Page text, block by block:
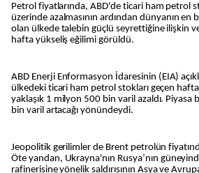
Petrol fiyatlarında, ABD'de ticari ham petrol
üzerinde azalmasının ardından dünyanın
olan ülkede talebin güçlü seyrettiğine ilişkin
hafta yükseliş eğilimi görüldü.
ABD Enerji Enformasyon İdaresinin (EIA)
ülkedeki ticari ham petrol stokları geçen
yaklaşık 1 milyon 500 bin varil azaldı. Piyasa
bin varil artacağı yönündeydi.
Jeopolitik gerilimler de Brent petrolün
Öte yandan, Ukrayna'nın Rusya’nın
rafinerisine yönelik saldırısının Asya ve